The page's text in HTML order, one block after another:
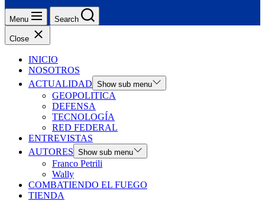
Menu Search
Close
INICIO
NOSOTROS
ACTUALIDAD Show sub menu
GEOPOLITICA
DEFENSA
TECNOLOGÍA
RED FEDERAL
ENTREVISTAS
AUTORES Show sub menu
Franco Petrili
Wally
COMBATIENDO EL FUEGO
TIENDA